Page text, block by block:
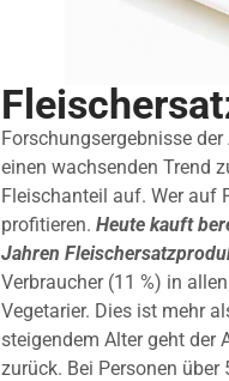
Forschungsergebnisse
einen wachsenden Trend
Fleischanteil auf. Wer auf
profitieren. Heute kauft
Jahren
Verbraucher (11 %) in
Vegetarier. Dies ist mehr
steigendem Alter geht der
zurück. Bei Personen